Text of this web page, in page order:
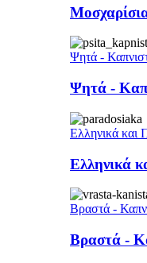
Ψητά -
Ψητά -
Ελληνικά και
Ελληνικά
Βραστά -
Βραστά -